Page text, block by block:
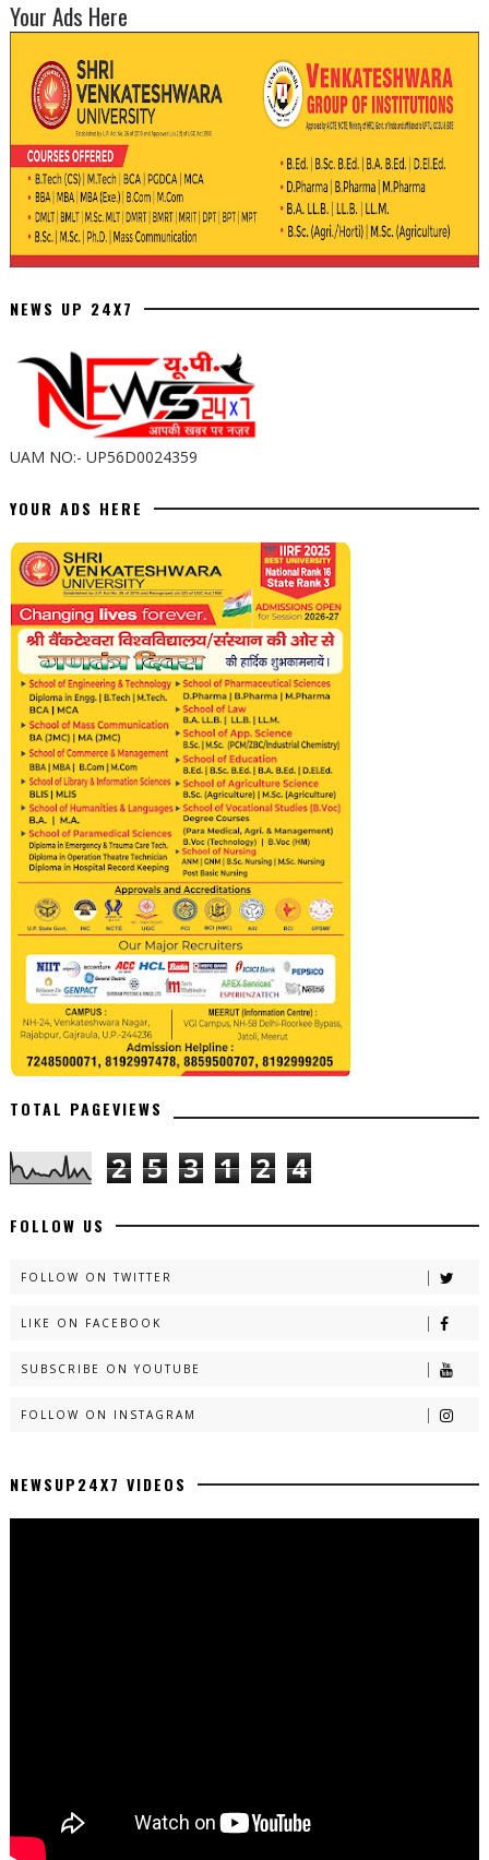
Your Ads Here
NEWS UP 24X7
UAM NO:- UP56D0024359
YOUR ADS HERE
TOTAL PAGEVIEWS
2 5 3 1 2 4
FOLLOW US
FOLLOW ON TWITTER
LIKE ON FACEBOOK
SUBSCRIBE ON YOUTUBE
FOLLOW ON INSTAGRAM
NEWSUP24X7 VIDEOS